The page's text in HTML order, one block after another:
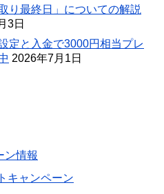
り最終日」についての解説
3日
定と入金で3000円相当プレ
2026年7月1日
ン情報
キャンペーン